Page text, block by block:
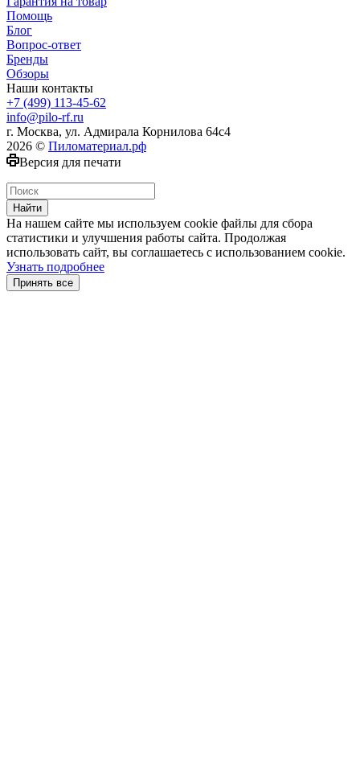
Помощь
Блог
Вопрос-ответ
Бренды
Обзоры
Наши контакты
+7 (499) 113-45-62
info@pilo-rf.ru
г. Москва, ул. Адмирала Корнилова 64с4
2026 © Пиломатериал.рф
Версия для печати
Найти
На нашем сайте мы используем cookie файлы для сбора
статистики и улучшения работы сайта. Продолжая
использовать сайт, вы соглашаетесь с использованием cookie.
Узнать подробнее
Принять все